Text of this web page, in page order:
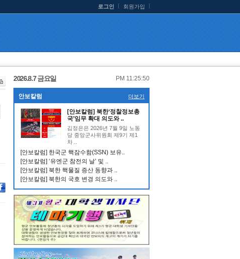
로그인 회원가입
2026.8.7 금요일 PM 11:25:50
안보칼럼 더보기
[안보칼럼] 북한‘정찰정보총
국’임무 확대 의도와 ..
김정은은 2026년 7월 9일 노동
당 중앙군사위원회 제9기 제1
차 ..
[안보칼럼] 한국군 핵잠수함(SSN) 보유..
[안보칼럼] ‘유엔군 참전의 날’ 및 ..
[안보칼럼] 북한 핵물질 증산 동향과 ..
[안보칼럼] 북한의 국호 변경 의도와 ..